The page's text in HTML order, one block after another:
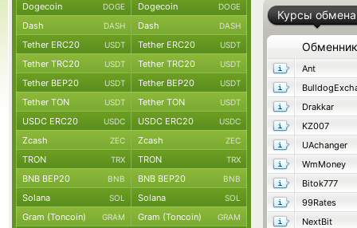
Курсы обмена
Обменник
Ant
Drakkar
KZ007
UAchanger
WmMoney
Bitok777
99Rates
NextBit
Dogecoin DOGE Dogecoin DOGE
Dash DASH Dash DASH
Tether ERC20 USDT Tether ERC20 USDT
Tether TRC20 USDT Tether TRC20 USDT
Tether BEP20 USDT Tether BEP20 USDT
Tether TON USDT Tether TON USDT
USDC ERC20 USDC USDC ERC20 USDC
Zcash ZEC Zcash ZEC
TRON TRX TRON TRX
BNB BEP20 BNB BNB BEP20 BNB
Solana SOL Solana SOL
Gram (Toncoin) GRAM Gram (Toncoin) GRAM